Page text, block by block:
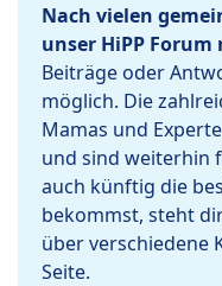
Nach vielen
unser HiPP
Beiträge oder
möglich. Die
Mamas und
und sind weiterhin
auch künftig die
bekommst, steht
über verschiedene
Seite.